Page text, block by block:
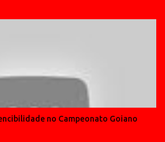
no Campeonato Goiano